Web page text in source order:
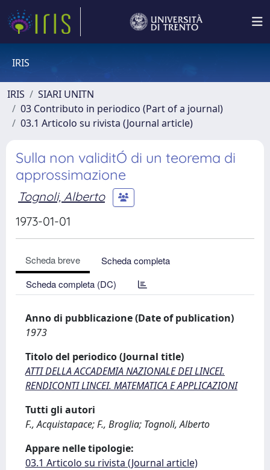
IRIS
IRIS
SIARI UNITN
03 Contributo in periodico (Part of a journal)
03.1 Articolo su rivista (Journal article)
Sulla non validitÓ di un teorema di
approssimazione
Tognoli, Alberto
1973-01-01
Scheda breve
Scheda completa
Scheda completa (DC)
Anno di pubblicazione (Date of publication)
1973
Titolo del periodico (Journal title)
ATTI DELLA ACCADEMIA NAZIONALE DEI LINCEI.
RENDICONTI LINCEI. MATEMATICA E APPLICAZIONI
Tutti gli autori
F., Acquistapace; F., Broglia; Tognoli, Alberto
Appare nelle tipologie:
03.1 Articolo su rivista (Journal article)